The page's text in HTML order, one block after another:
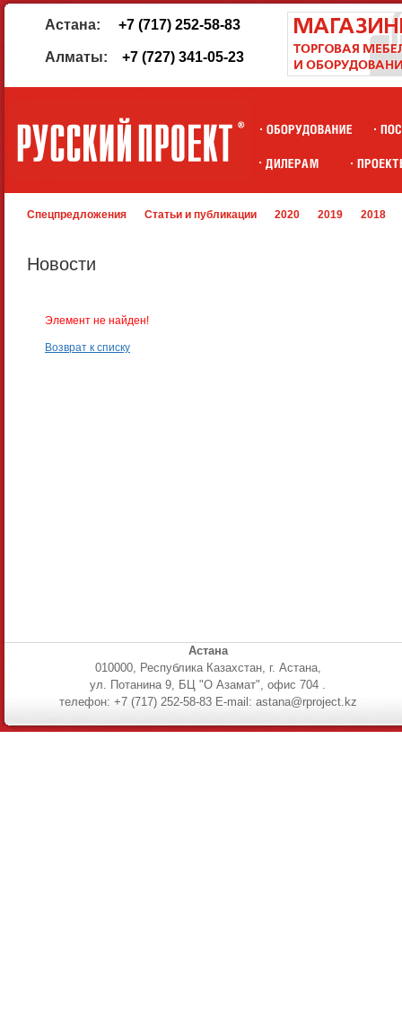
Астана: +7 (717) 252-58-83
Алматы: +7 (727) 341-05-23
Спецпредложения Статьи и публикации 2020 2019 2018
Новости
Элемент не найден!
Возврат к списку
Астана
010000, Республика Казахстан, г. Астана,
ул. Потанина 9, БЦ "О Азамат", офис 704 .
телефон: +7 (717) 252-58-83 E-mail: astana@rproject.kz